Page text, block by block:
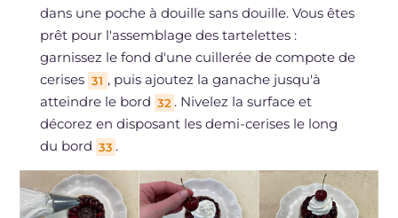
dans une poche à douille sans douille. Vous êtes
prêt pour l'assemblage des tartelettes :
garnissez le fond d'une cuillerée de compote de
cerises 31 , puis ajoutez la ganache jusqu'à
atteindre le bord 32 . Nivelez la surface et
décorez en disposant les demi-cerises le long
du bord 33 .